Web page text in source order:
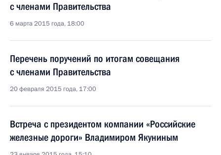
с членами Правительства
6 марта 2015 года, 18:00
Перечень поручений по итогам совещания
с членами Правительства
20 февраля 2015 года, 17:00
Встреча с президентом компании «Российские
железные дороги» Владимиром Якуниным